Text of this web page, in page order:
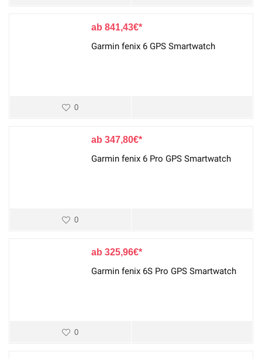
841,43€
Garmin fenix 6 GPS Smartwatch
0
347,80€
Garmin fenix 6 Pro GPS Smartwatch
0
325,96€
Garmin fenix 6S Pro GPS Smartwatch
0